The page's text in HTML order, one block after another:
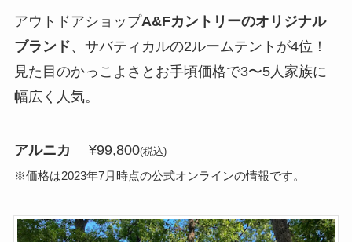
アウトドアショップA&Fカントリーのオリジナル
ブランド、サバティカルの2ルームテントが4位！
見た目のかっこよさとお手頃価格で3〜5人家族に
幅広く人気。
アルニカ ¥99,800(税込)
※価格は2023年7月時点の公式オンラインの情報です。